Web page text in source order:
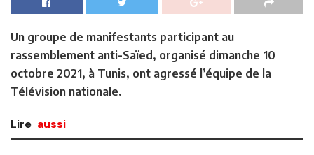
Un groupe de manifestants participant au
rassemblement anti-Saïed, organisé dimanche 10
octobre 2021, à Tunis, ont agressé l’équipe de la
Télévision nationale.
Lire aussi